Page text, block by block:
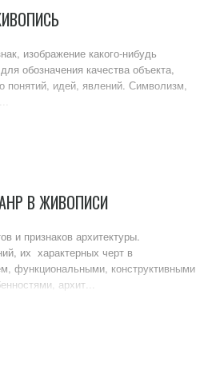
изображение какого-нибудь
обозначения качества объекта,
понятий, идей, явлений. Символизм,
В ЖИВОПИСИ
и признаков архитектуры.
их характерных черт в
функциональными, конструктивными
архит...